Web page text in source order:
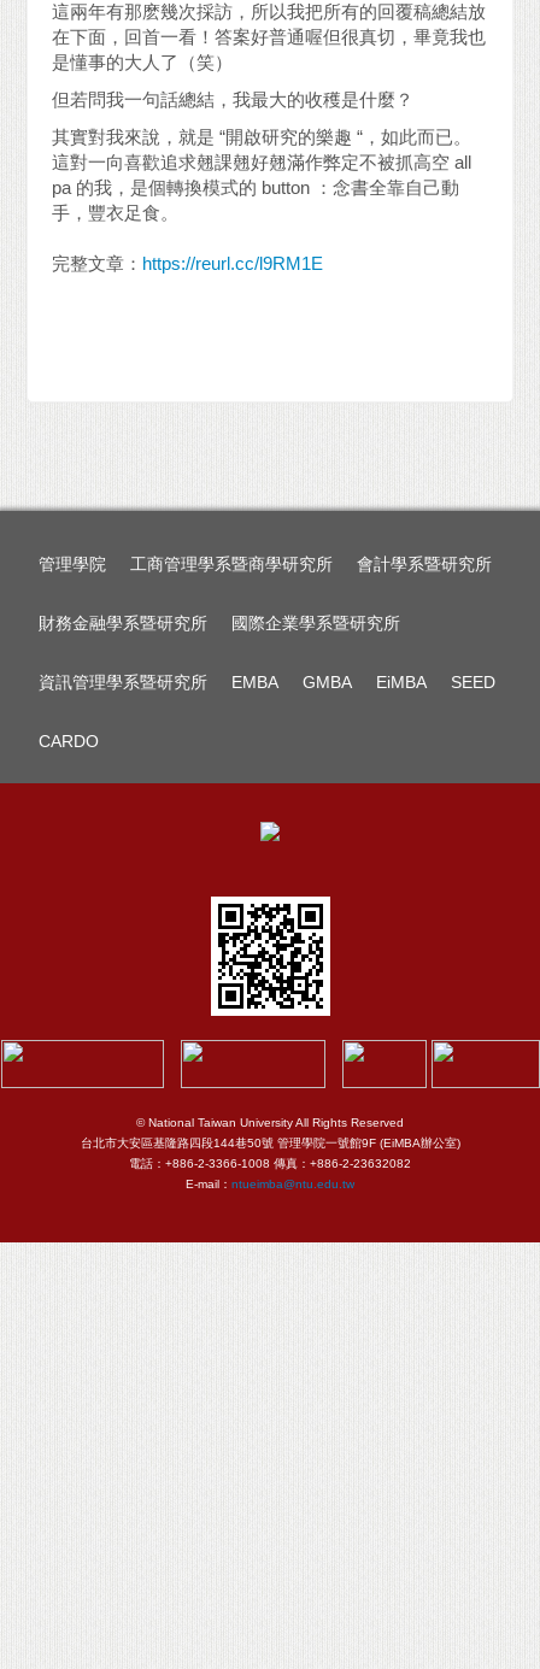
這兩年有那麽幾次採訪，所以我把所有的回覆稿總結放
在下面，回首一看！答案好普通喔但很真切，畢竟我也
是懂事的大人了（笑）
但若問我一句話總結，我最大的收穫是什麼？
其實對我來說，就是 “開啟研究的樂趣 “，如此而已。
這對一向喜歡追求翹課翹好翹滿作弊定不被抓高空 all
pa 的我，是個轉換模式的 button ：念書全靠自己動
手，豐衣足食。
完整文章： https://reurl.cc/l9RM1E
管理學院 工商管理學系暨商學研究所 會計學系暨研究所
財務金融學系暨研究所 國際企業學系暨研究所
資訊管理學系暨研究所 EMBA GMBA EiMBA SEED
CARDO
© National Taiwan University All Rights Reserved
台北市大安區基隆路四段144巷50號 管理學院一號館9F (EiMBA辦公室)
電話：+886-2-3366-1008 傳真：+886-2-23632082
E-mail： ntueimba@ntu.edu.tw